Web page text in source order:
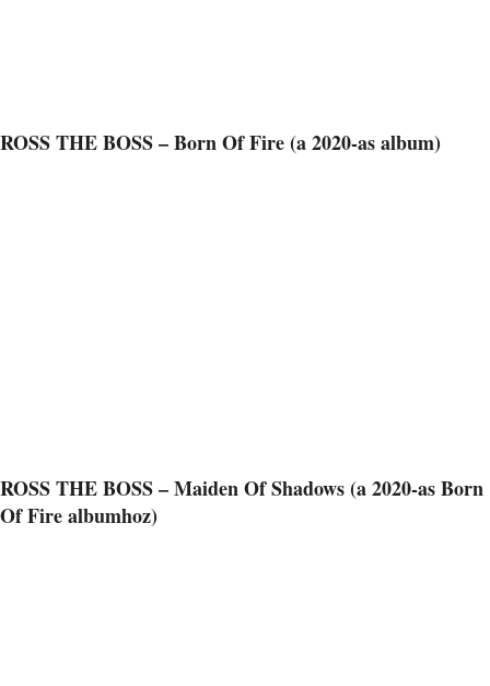
ROSS THE BOSS – Born Of Fire (a 2020-as album)
ROSS THE BOSS – Maiden Of Shadows (a 2020-as Born
Of Fire albumhoz)